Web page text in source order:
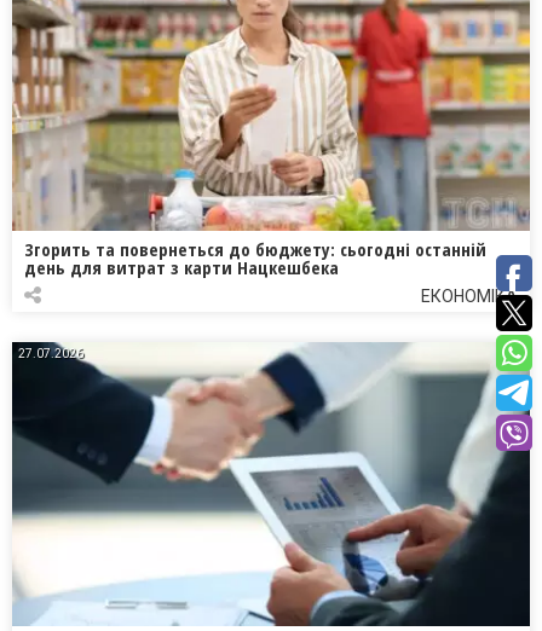
Згорить та повернеться до бюджету: сьогодні останній
день для витрат з карти Нацкешбека
ЕКОНОМІКА
27.07.2026